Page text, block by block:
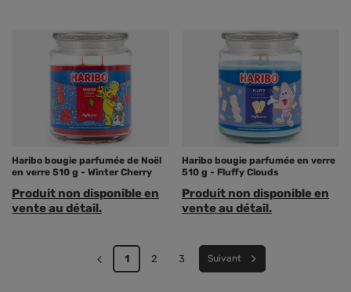
Haribo bougie parfumée de Noël
en verre 510 g - Winter Cherry
Produit non disponible en
vente au détail.
Haribo bougie parfumée en verre
510 g - Fluffy Clouds
Produit non disponible en
vente au détail.
1 2 3 Suivant